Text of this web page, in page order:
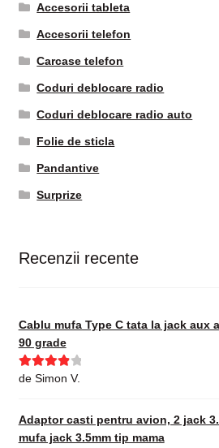
Accesorii tableta
Accesorii telefon
Carcase telefon
Coduri deblocare radio
Coduri deblocare radio auto
Folie de sticla
Pandantive
Surprize
Recenzii recente
Cablu mufa Type C tata la jack aux
90 grade
Evaluat la
de Simon V.
Adaptor casti pentru avion, 2 jack
mufa jack 3.5mm tip mama